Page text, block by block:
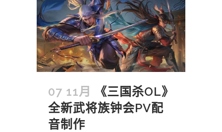
07 11月
《三国杀OL》
全新武将族钟会PV配
音制作